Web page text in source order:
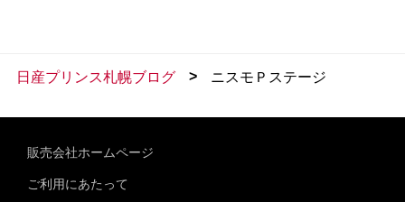
日産プリンス札幌ブログ > ニスモＰステージ
販売会社ホームページ
ご利用にあたって